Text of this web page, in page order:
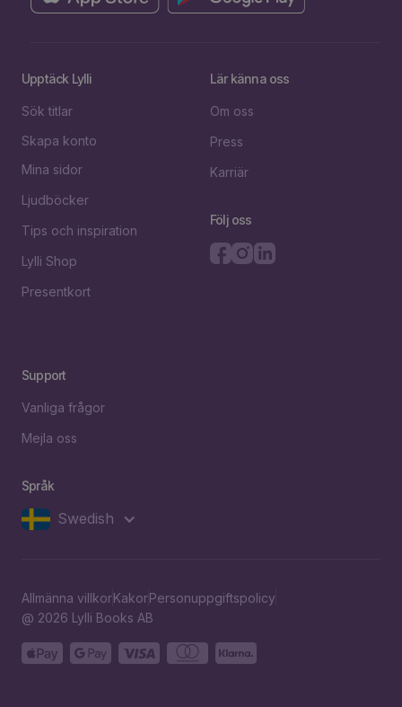
Upptäck Lylli
Sök titlar
Skapa konto
Mina sidor
Ljudböcker
Tips och inspiration
Lylli Shop
Presentkort
Lär känna oss
Om oss
Press
Karriär
Följ oss
Support
Vanliga frågor
Mejla oss
Språk
Swedish
Allmänna villkorKakorPersonuppgiftspolicy
@ 2026 Lylli Books AB